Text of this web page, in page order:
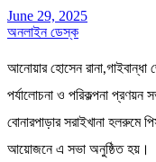
June 29, 2025
অনলাইন ডেস্ক
আনোয়ার হোসেন রানা,গাইবান্ধা
পর্যালোচনা ও পরিকল্পনা প্রণয়ন
বোনারপাড়ার সরাইখানা হলরুমে
আয়োজনে এ সভা অনুষ্ঠিত হয়।